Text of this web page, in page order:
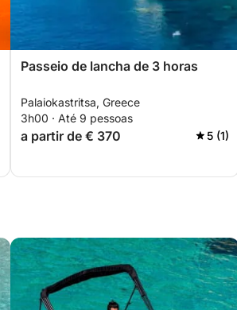
Passeio de lancha de 3 horas
Palaiokastritsa, Greece
3h00 · Até 9 pessoas
a partir de € 370 5 (1)